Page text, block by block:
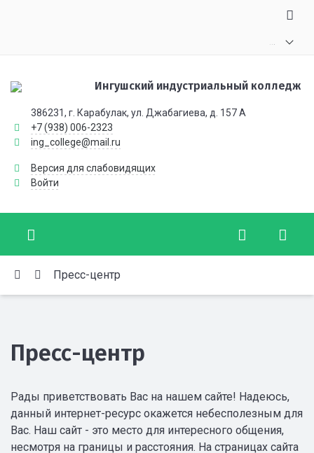
Ингушский индустриальный колледж
386231, г. Карабулак, ул. Джабагиева, д. 157 А
+7 (938) 006-2323
ing_college@mail.ru
Версия для слабовидящих
Войти
Пресс-центр
Пресс-центр
Рады приветствовать Вас на нашем сайте! Надеюсь,
данный интернет-ресурс окажется небесполезным для
Вас. Наш сайт - это место для интересного общения,
несмотря на границы и расстояния. На страницах сайта